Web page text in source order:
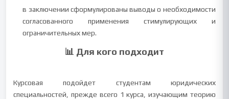
в заключении сформулированы выводы о необходимости
согласованного применения стимулирующих и
ограничительных мер.
📊 Для кого подходит
Курсовая подойдет студентам юридических
специальностей, прежде всего 1 курса, изучающим теорию